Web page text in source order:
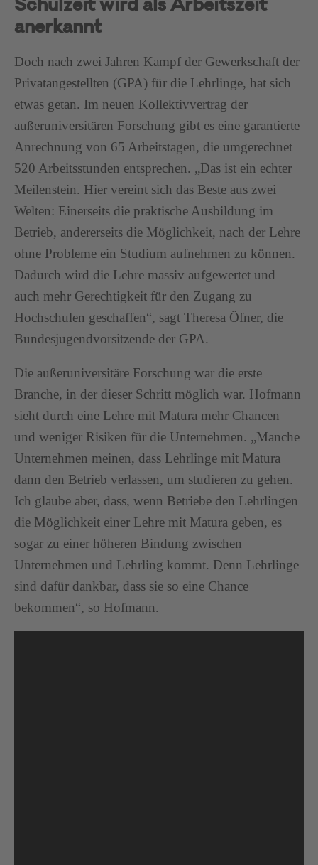
Schulzeit wird als Arbeitszeit
anerkannt
Doch nach zwei Jahren Kampf der Gewerkschaft der
Privatangestellten (GPA) für die Lehrlinge, hat sich
etwas getan. Im neuen Kollektivvertrag der
außeruniversitären Forschung gibt es eine garantierte
Anrechnung von 65 Arbeitstagen, die umgerechnet
520 Arbeitsstunden entsprechen. „Das ist ein echter
Meilenstein. Hier vereint sich das Beste aus zwei
Welten: Einerseits die praktische Ausbildung im
Betrieb, andererseits die Möglichkeit, nach der Lehre
ohne Probleme ein Studium aufnehmen zu können.
Dadurch wird die Lehre massiv aufgewertet und
auch mehr Gerechtigkeit für den Zugang zu
Hochschulen geschaffen“, sagt Theresa Öfner, die
Bundesjugendvorsitzende der GPA.
Die außeruniversitäre Forschung war die erste
Branche, in der dieser Schritt möglich war. Hofmann
sieht durch eine Lehre mit Matura mehr Chancen
und weniger Risiken für die Unternehmen. „Manche
Unternehmen meinen, dass Lehrlinge mit Matura
dann den Betrieb verlassen, um studieren zu gehen.
Ich glaube aber, dass, wenn Betriebe den Lehrlingen
die Möglichkeit einer Lehre mit Matura geben, es
sogar zu einer höheren Bindung zwischen
Unternehmen und Lehrling kommt. Denn Lehrlinge
sind dafür dankbar, dass sie so eine Chance
bekommen“, so Hofmann.